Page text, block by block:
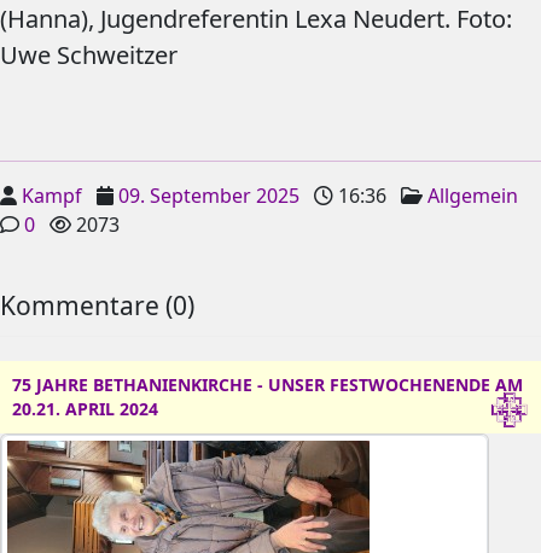
(Hanna), Jugendreferentin Lexa Neudert. Foto:
Uwe Schweitzer
Kampf 09. September 2025 16:36
Allgemein
0
2073
Kommentare (0)
75 JAHRE BETHANIENKIRCHE - UNSER FESTWOCHENENDE AM
20.21. APRIL 2024